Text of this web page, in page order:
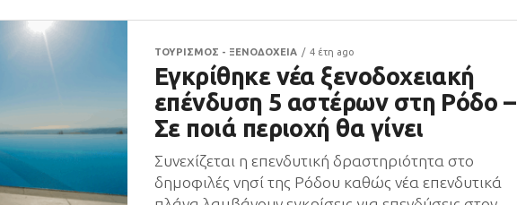
ΤΟΥΡΙΣΜΟΣ - ΞΕΝΟΔΟΧΕΙΑ 4 έτη ago
Εγκρίθηκε νέα ξενοδοχειακή
επένδυση 5 αστέρων στη Ρόδο –
Σε ποιά περιοχή θα γίνει
Συνεχίζεται η επενδυτική δραστηριότητα στο
δημοφιλές νησί της Ρόδου καθώς νέα επενδυτικά